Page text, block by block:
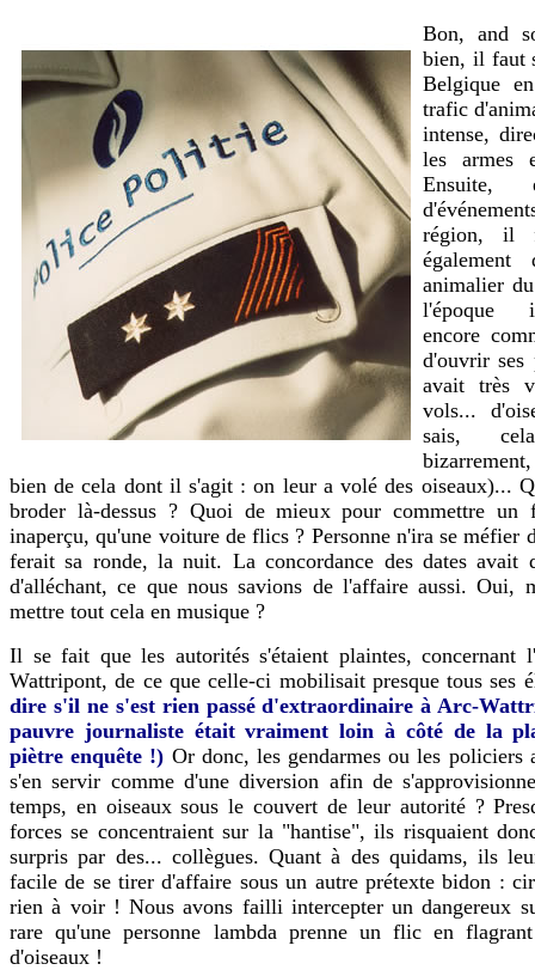
Bon, and
bien, il faut
Belgique
trafic
intense,
les armes
Ensuite,
région, il
animalier
l'époque
encore
d'ouvrir ses
avait très
vols...
sais,
bien de cela dont il s'agit : on leur a volé des oiseaux)...
broder là-dessus ? Quoi de mieux pour commettre un
inaperçu, qu'une voiture de flics ? Personne n'ira se méfier
ferait sa ronde, la nuit. La concordance des dates avait
d'alléchant, ce que nous savions de l'affaire aussi. Oui,
mettre tout cela en musique ?
Il se fait que les autorités s'étaient plaintes, concernant
Wattripont, de ce que celle-ci mobilisait presque tous ses
dire s'il ne s'est rien passé d'extraordinaire à Arc-
pauvre journaliste était vraiment loin à côté de la
piètre enquête !) Or donc, les gendarmes ou les policiers
s'en servir comme d'une diversion afin de
temps, en oiseaux sous le couvert de leur autorité ?
forces se concentraient sur la "hantise", ils risquaient
surpris par des... collègues. Quant à des quidams, ils
facile de se tirer d'affaire sous un autre prétexte bidon :
rien à voir ! Nous avons failli intercepter un dangereux
rare qu'une personne lambda prenne un flic en
d'oiseaux !